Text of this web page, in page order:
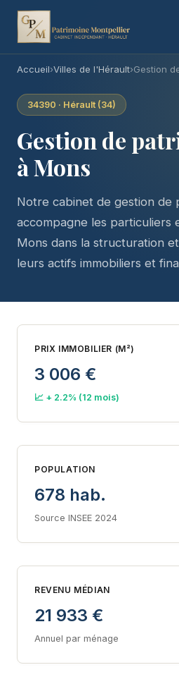
Accueil›Villes de l'Hérault›Gestion
34390 · Hérault (34)
Gestion de
à Mons
Notre cabinet de gestion de
accompagne les particuliers
Mons dans la structuration
leurs actifs immobiliers et
PRIX IMMOBILIER (M²)
3 006 €
📈 + 2.2% (12 mois)
POPULATION
678 hab.
Source INSEE 2024
REVENU MÉDIAN
21 933 €
Annuel par ménage